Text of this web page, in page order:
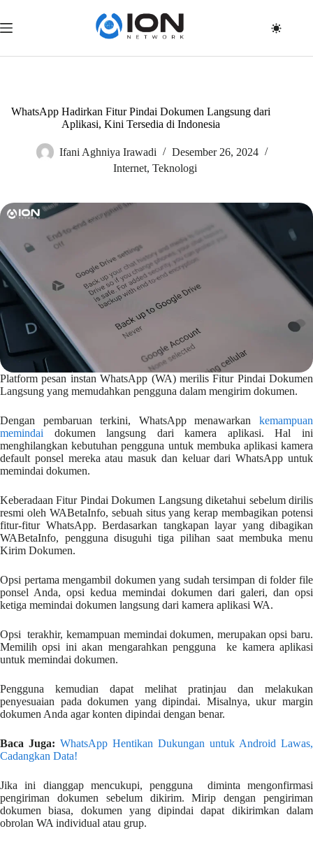
content
WhatsApp Hadirkan Fitur Pindai Dokumen Langsung dari
Aplikasi, Kini Tersedia di Indonesia
Ifani Aghniya Irawadi
Desember 26, 2024
Internet, Teknologi
Platform pesan instan WhatsApp (WA) merilis Fitur Pindai Dokumen
Langsung yang memudahkan pengguna dalam mengirim dokumen.
Dengan pembaruan terkini, WhatsApp menawarkan kemampuan
memindai dokumen langsung dari kamera aplikasi. Hal ini
menghilangkan kebutuhan pengguna untuk membuka aplikasi kamera
default ponsel mereka atau masuk dan keluar dari WhatsApp untuk
memindai dokumen.
Keberadaan Fitur Pindai Dokumen Langsung diketahui sebelum dirilis
resmi oleh WABetaInfo, sebuah situs yang kerap membagikan potensi
fitur-fitur WhatsApp. Berdasarkan tangkapan layar yang dibagikan
WABetaInfo, pengguna disuguhi tiga pilihan saat membuka menu
Kirim Dokumen.
Opsi pertama mengambil dokumen yang sudah tersimpan di folder file
ponsel Anda, opsi kedua memindai dokumen dari galeri, dan opsi
ketiga memindai dokumen langsung dari kamera aplikasi WA.
Opsi terakhir, kemampuan memindai dokumen, merupakan opsi baru.
Memilih opsi ini akan mengarahkan pengguna ke kamera aplikasi
untuk memindai dokumen.
Pengguna kemudian dapat melihat pratinjau dan melakukan
penyesuaian pada dokumen yang dipindai. Misalnya, ukur margin
dokumen Anda agar konten dipindai dengan benar.
Baca Juga: WhatsApp Hentikan Dukungan untuk Android Lawas,
Cadangkan Data!
Jika ini dianggap mencukupi, pengguna diminta mengonfirmasi
pengiriman dokumen sebelum dikirim. Mirip dengan pengiriman
dokumen biasa, dokumen yang dipindai dapat dikirimkan dalam
obrolan WA individual atau grup.